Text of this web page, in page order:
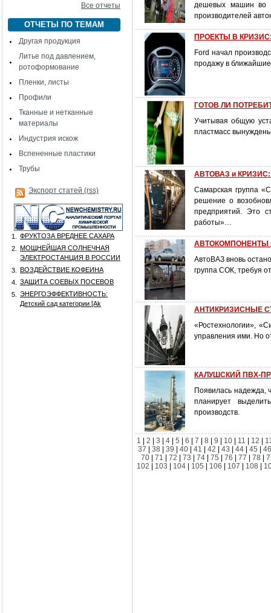
Все отчеты
ОТЧЕТЫ ПО ТЕМАМ
Другая продукция
Литье под давлением,
ротоформование
Пленки, листы
Профили
Тканные и нетканные
материалы
Индустрия искож
Вспененные пластики
Трубы
Экспорт статей (rss)
1.
ФРУКТОЗА ВРЕДНЕЕ САХАРА
2.
МОЩНЕЙШАЯ СОЛНЕЧНАЯ
ЭЛЕКТРОСТАНЦИЯ В РОССИИ
3.
ВОЗДЕЙСТВИЕ КОФЕИНА
4.
ЗАЩИТА СОЕВЫХ ПОСЕВОВ
5.
ЭНЕРГОЭФФЕКТИВНОСТЬ:
Детский сад категории [Аk
дешевых машин во
производителей
ПРОЕКТЫ В КРИЗИС:
Ford начал
продажу в
ГОТОВ ЛИ
Учитывая общую
пластмасс
АВТОВАЗ и КРИЗИС:
Самарская группа
решение о
предприятий. Это
работы»…
АВТОКОМПОНЕНТЫ
АвтоВАЗ вновь
группа СОК, требуя
АНТИКРИЗИСНЫЕ
«Ростехнологии»,
управления ими. Но
КАЛУШСКИЙ ПВХ-
Появилась надежда,
планирует
производств.
1 2 3 4 5 6 7 8 9 10 11 12
37
|38 |39 |40 |41 |42 |43 |44 |45 |
70
71 72 73 74 75 76 77 78
102
103 104 105 106 107 108